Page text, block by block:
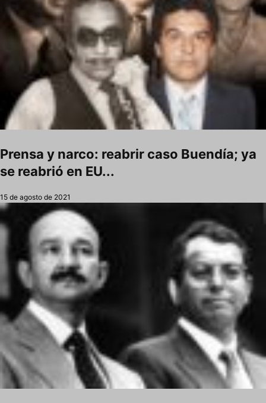
Prensa y narco: reabrir caso Buendía; ya
se reabrió en EU...
15 de agosto de 2021